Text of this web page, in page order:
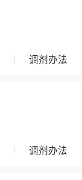
调剂办法
调剂办法